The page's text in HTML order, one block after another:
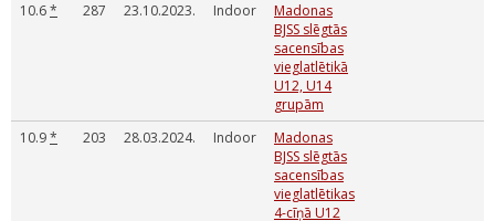
10.6* 287 23.10.2023. Indoor
Madonas
BJSS slēgtās
sacensības
vieglatlētikā
U12, U14
grupām
10.9* 203 28.03.2024. Indoor
Madonas
BJSS slēgtās
sacensības
vieglatlētikas
4-cīņā U12